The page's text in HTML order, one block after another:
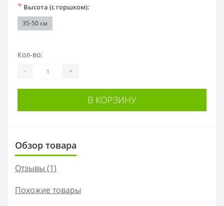
* Высота (с горшком):
35-50 см
Кол-во:
- +
В КОРЗИНУ
Обзор товара
Отзывы (1)
Похожие товары